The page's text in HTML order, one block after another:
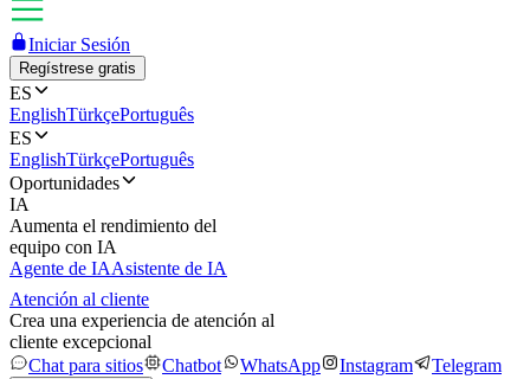
Iniciar Sesión
Regístrese gratis
ES
EnglishTürkçePortuguês
ES
EnglishTürkçePortuguês
Oportunidades
IA
Aumenta el rendimiento del
equipo con IA
Agente de IAAsistente de IA
Atención al cliente
Crea una experiencia de atención al
cliente excepcional
Chat para sitios
Chatbot WhatsApp Instagram Telegram